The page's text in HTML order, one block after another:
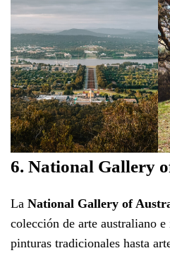
6. National Gallery
La National Gallery of
colección de arte australiano
pinturas tradicionales hasta